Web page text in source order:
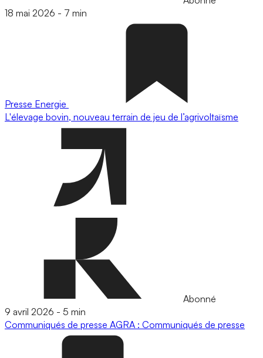
18 mai 2026 - 7 min
Presse Energie
L'élevage bovin, nouveau terrain de jeu de l’agrivoltaïsme
Abonné
9 avril 2026 - 5 min
Communiqués de presse AGRA : Communiqués de presse